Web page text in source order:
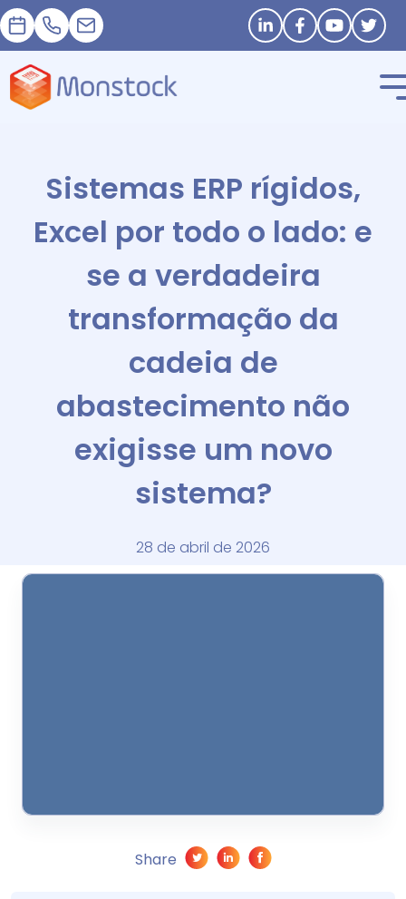
Nomeação
+33 1 83 62 25 41
contact@monstock.net Stay in touch
Sistemas ERP rígidos,
Excel por todo o lado: e
se a verdadeira
transformação da
cadeia de
abastecimento não
exigisse um novo
sistema?
28 de abril de 2026
Share